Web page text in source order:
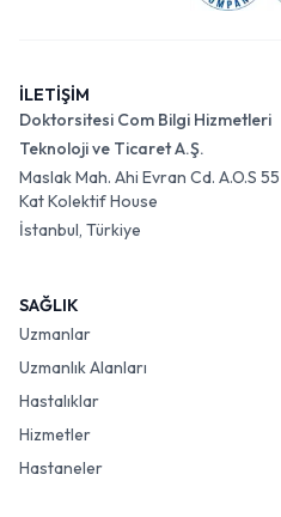
İLETİŞİM
Doktorsitesi Com Bilgi Hizmetleri
Teknoloji ve Ticaret A.Ş.
Maslak Mah. Ahi Evran Cd. A.O.S
Kat Kolektif House
İstanbul, Türkiye
SAĞLIK
Uzmanlar
Uzmanlık Alanları
Hastalıklar
Hizmetler
Hastaneler